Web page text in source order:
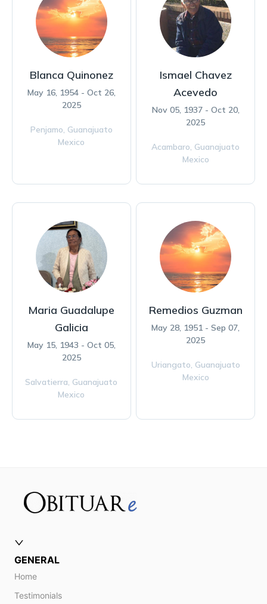
Blanca Quinonez
May 16, 1954 - Oct 26,
2025
Penjamo, Guanajuato
Mexico
Ismael Chavez
Acevedo
Nov 05, 1937 - Oct 20,
2025
Acambaro, Guanajuato
Mexico
Maria Guadalupe
Galicia
May 15, 1943 - Oct 05,
2025
Salvatierra, Guanajuato
Mexico
Remedios Guzman
May 28, 1951 - Sep 07,
2025
Uriangato, Guanajuato
Mexico
GENERAL
Home
Testimonials